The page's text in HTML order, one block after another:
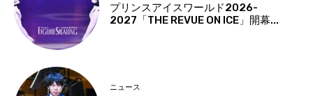
プリンスアイスワールド2026-
2027「THE REVUE ON ICE」開幕...
ニュース